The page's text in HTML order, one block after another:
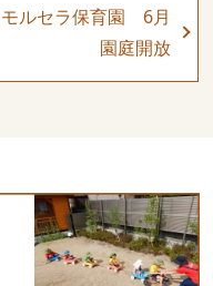
モルセラ保育園 6月
園庭開放